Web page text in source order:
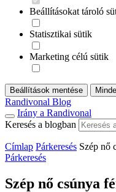
Beállításokat tároló
Statisztikai sütik
Marketing célú sütik
Beállítások mentése
Randivonal Blog
Irány a Randivonal
Keresés a blogban
Címlap Párkeresés Szép nő
Párkeresés
Szép nő csúnya